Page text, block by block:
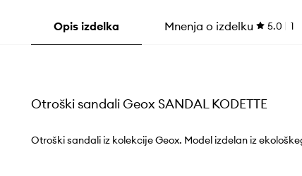
Opis izdelka Mnenja o izdelku 5.0 1
Otroški sandali Geox SANDAL KODETTE
Otroški sandali iz kolekcije Geox. Model izdelan iz